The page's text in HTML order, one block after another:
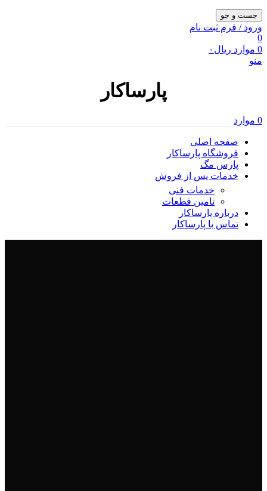
جست و جو
ورود / فرم ثبت نام
0
0 موارد ریال ۰
منو
پارساکار
0 موارد
صفحه اصلی
فروشگاه پارساکار
پارس مگ
خدمات پس از فروش
خدمات فنی
تامین قطعات
درباره پارساکار
تماس با پارساکار